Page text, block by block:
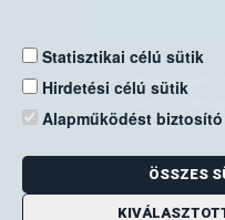
Statisztikai célú sütik
Hirdetési célú sütik
Alapműködést
ÖSSZES
Nemzeti
Levelezési
E-mail:
Zöld